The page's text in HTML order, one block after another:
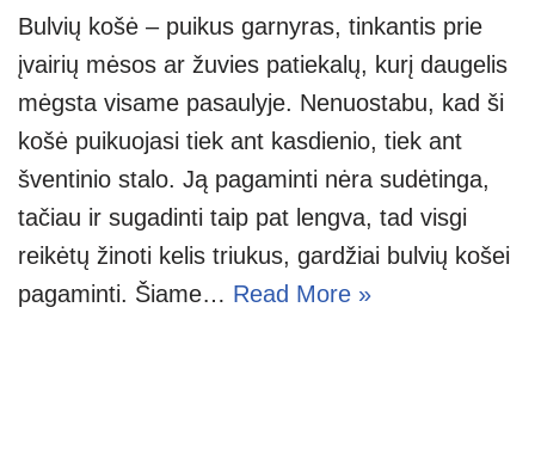
Bulvių košė – puikus garnyras, tinkantis prie
įvairių mėsos ar žuvies patiekalų, kurį daugelis
mėgsta visame pasaulyje. Nenuostabu, kad ši
košė puikuojasi tiek ant kasdienio, tiek ant
šventinio stalo. Ją pagaminti nėra sudėtinga,
tačiau ir sugadinti taip pat lengva, tad visgi
reikėtų žinoti kelis triukus, gardžiai bulvių košei
pagaminti. Šiame… Read More »